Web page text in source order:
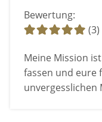
Bewertung:
(3)
Meine Mission
fassen und eure
unvergesslichen